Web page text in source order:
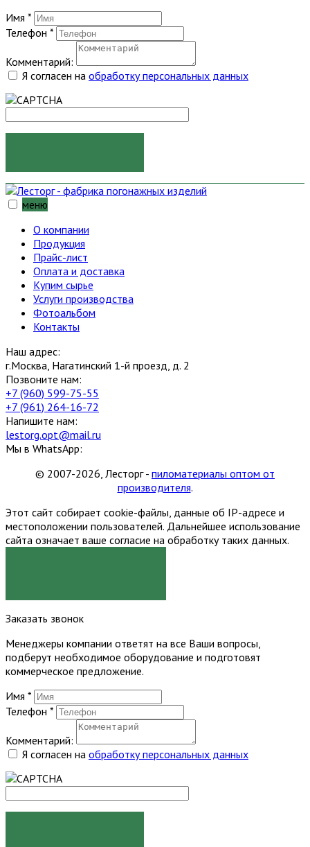
Имя *
Телефон *
Комментарий:
Я согласен на обработку персональных данных
меню
О компании
Продукция
Прайс-лист
Оплата и доставка
Купим сырье
Услуги производства
Фотоальбом
Контакты
Наш адрес:
г.Москва, Нагатинский 1-й проезд, д. 2
Позвоните нам:
+7 (960) 599-75-55
+7 (961) 264-16-72
Напишите нам:
lestorg.opt@mail.ru
Мы в WhatsApp:
© 2007-2026, Лесторг - пиломатериалы оптом от
производителя.
Этот сайт собирает cookie-файлы, данные об IP-адресе и
местоположении пользователей. Дальнейшее использование
сайта означает ваше согласие на обработку таких данных.
Заказать звонок
Менеджеры компании ответят на все Ваши вопросы,
подберут необходимое оборудование и подготовят
коммерческое предложение.
Имя *
Телефон *
Комментарий:
Я согласен на обработку персональных данных